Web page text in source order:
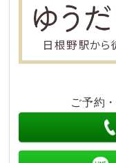
ご予約